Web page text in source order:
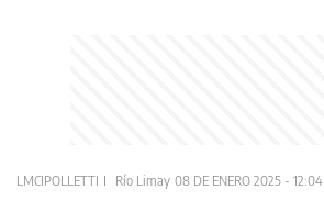
LMCIPOLLETTI Río Limay 08 DE ENERO 2025 - 12:04